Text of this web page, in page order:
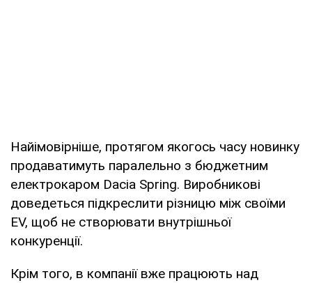
Найімовірніше, протягом якогось часу новинку
продаватимуть паралельно з бюджетним
електрокаром Dacia Spring. Виробникові
доведеться підкреслити різницю між своїми
EV, щоб не створювати внутрішньої
конкуренції.
Крім того, в компанії вже працюють над